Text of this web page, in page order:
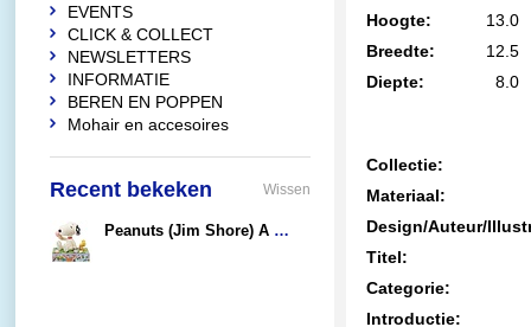
Hoogte:
13.0
Breedte:
12.5
Diepte:
8.0
Collectie:
Materiaal:
Design/Auteur/
Titel:
Categorie:
Introductie:
EVENTS
CLICK & COLLECT
NEWSLETTERS
INFORMATIE
BEREN EN POPPEN
Mohair en accesoires
Recent bekeken Wissen
Peanuts (Jim Shore) A Summertime Treat (Snoopy Eating Ice Cream)